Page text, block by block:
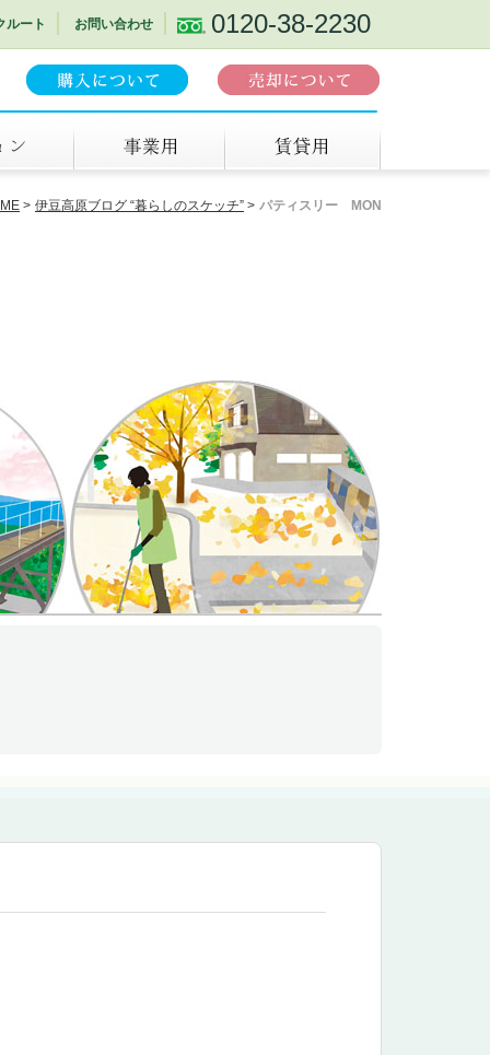
ルート お問い合わせ 0120-38-2230
伊豆高原ブログ “暮らしのスケッチ” パティスリー MON